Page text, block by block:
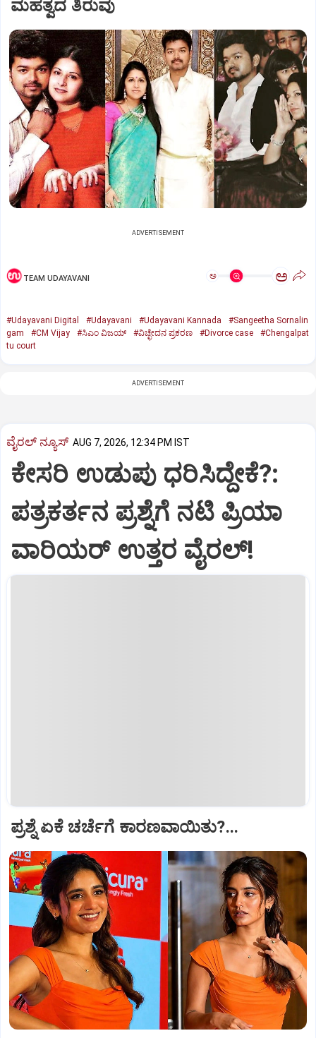
ಮಹತ್ವದ ತಿರುವು
ADVERTISEMENT
TEAM UDAYAVANI ಅ ಅ
#Udayavani Digital #Udayavani #Udayavani Kannada
#Sangeetha Sornalin
gam
#CM Vijay #ಸಿಎಂ ವಿಜಯ್‌ #ವಿಚ್ಛೇದನ ಪ್ರಕರಣ #Divorce case
#Chengalpat
tu court
ADVERTISEMENT
ವೈರಲ್ ನ್ಯೂಸ್ AUG 7, 2026, 12:34 PM IST
ಕೇಸರಿ ಉಡುಪು ಧರಿಸಿದ್ದೇಕೆ?:
ಪತ್ರಕರ್ತನ ಪ್ರಶ್ನೆಗೆ ನಟಿ ಪ್ರಿಯಾ
ವಾರಿಯರ್ ಉತ್ತರ ವೈರಲ್!
ಪ್ರಶ್ನೆ ಏಕೆ ಚರ್ಚೆಗೆ ಕಾರಣವಾಯಿತು?...